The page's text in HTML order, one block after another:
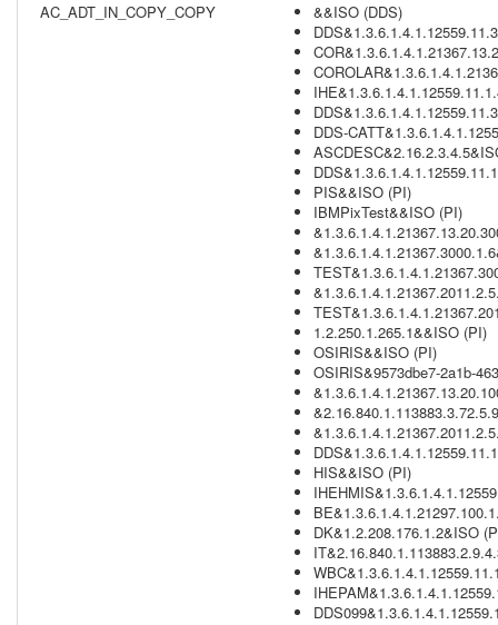
AC_ADT_IN_COPY_COPY
&&ISO (DDS)
DDS-
PIS&&ISO (PI)
IBMPixTest&&ISO (PI)
1.2.250.1.265.1&&ISO (PI)
OSIRIS&&ISO (PI)
OSIRIS&9573dbe7-2a1b-
HIS&&ISO (PI)
DK&1.2.208.176.1.2&ISO